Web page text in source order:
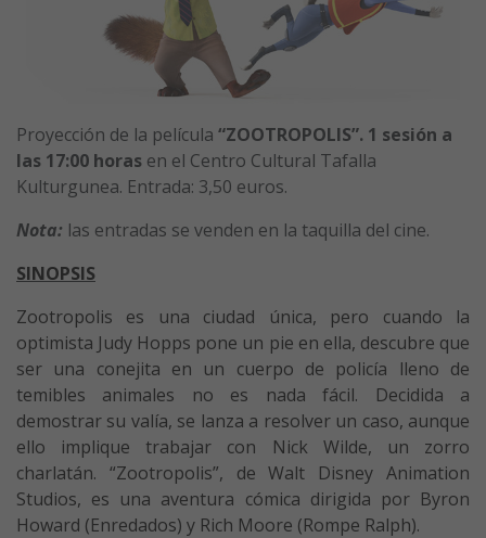
Proyección de la película “ZOOTROPOLIS”. 1 sesión a
las 17:00 horas en el Centro Cultural Tafalla
Kulturgunea. Entrada: 3,50 euros.
Nota: las entradas se venden en la taquilla del cine.
SINOPSIS
Zootropolis es una ciudad única, pero cuando la
optimista Judy Hopps pone un pie en ella, descubre que
ser una conejita en un cuerpo de policía lleno de
temibles animales no es nada fácil. Decidida a
demostrar su valía, se lanza a resolver un caso, aunque
ello implique trabajar con Nick Wilde, un zorro
charlatán. “Zootropolis”, de Walt Disney Animation
Studios, es una aventura cómica dirigida por Byron
Howard (Enredados) y Rich Moore (Rompe Ralph).